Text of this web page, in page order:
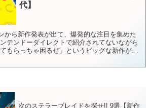
代】
から新作発表が出て、爆発的な注目を集めた
テンドーダイレクトで紹介されてないながら
もらっちゃ困るぜ」というビッグな新作がう
次のステラーブレイドを探せ!! 9選【新作